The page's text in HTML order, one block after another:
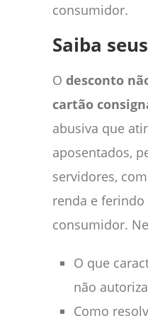
consumidor.
Saiba
O desconto
cartão
abusiva que
aposentados,
servidores,
renda e
consumidor.
O que
não
Como